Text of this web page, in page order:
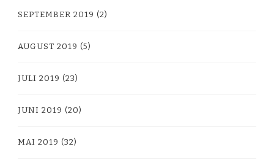
SEPTEMBER 2019 (2)
AUGUST 2019 (5)
JULI 2019 (23)
JUNI 2019 (20)
MAI 2019 (32)